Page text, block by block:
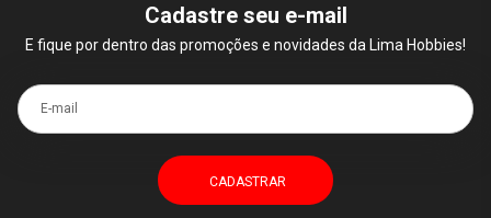
Cadastre seu e-mail
E fique por dentro das promoções e novidades da Lima Hobbies!
E-mail